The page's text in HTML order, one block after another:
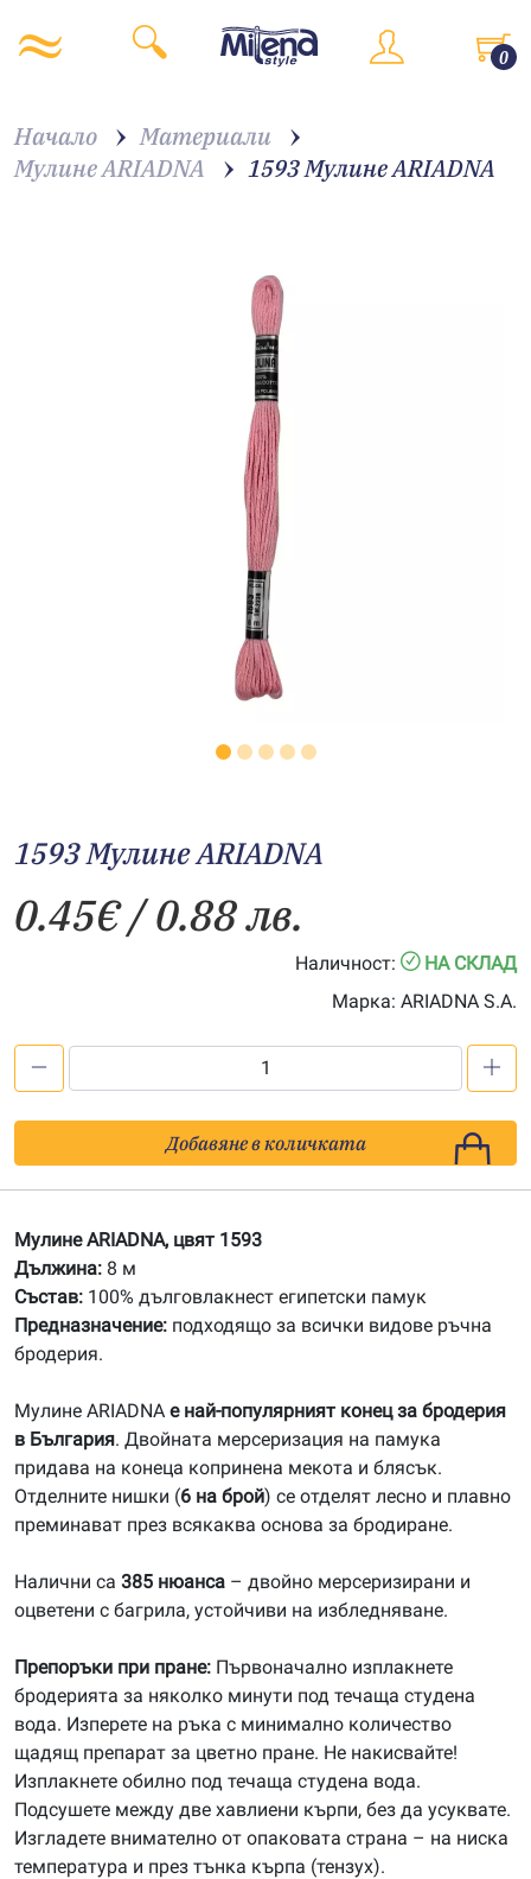
0
Начало
Материали
Мулине ARIADNA
1593 Мулине АRIADNA
1593 Мулине АRIADNA
0.45€/ 0.88 лв.
Наличност:
НА СКЛАД
Марка: ARIADNA S.A.
Мулине
АRIADNA
Добавяне в количката
Мулине ARIADNA, цвят 1593
Дължина: 8 м
Състав: 100% дълговлакнест египетски памук
Предназначение: подходящо за всички видове ръчна
бродерия.
Мулине ARIADNA е най-популярният конец за бродерия
в България. Двойната мерсеризация на памука
придава на конеца копринена мекота и блясък.
Отделните нишки (6 на брой) се отделят лесно и плавно
преминават през всякаква основа за бродиране.
Налични са 385 нюанса – двойно мерсеризирани и
оцветени с багрила, устойчиви на избледняване.
Препоръки при пране: Първоначално изплакнете
бродерията за няколко минути под течаща студена
вода. Изперете на ръка с минимално количество
щадящ препарат за цветно пране. Не накисвайте!
Изплакнете обилно под течаща студена вода.
Подсушете между две хавлиени кърпи, без да усуквате.
Изгладете внимателно от опаковата страна – на ниска
температура и през тънка кърпа (тензух).